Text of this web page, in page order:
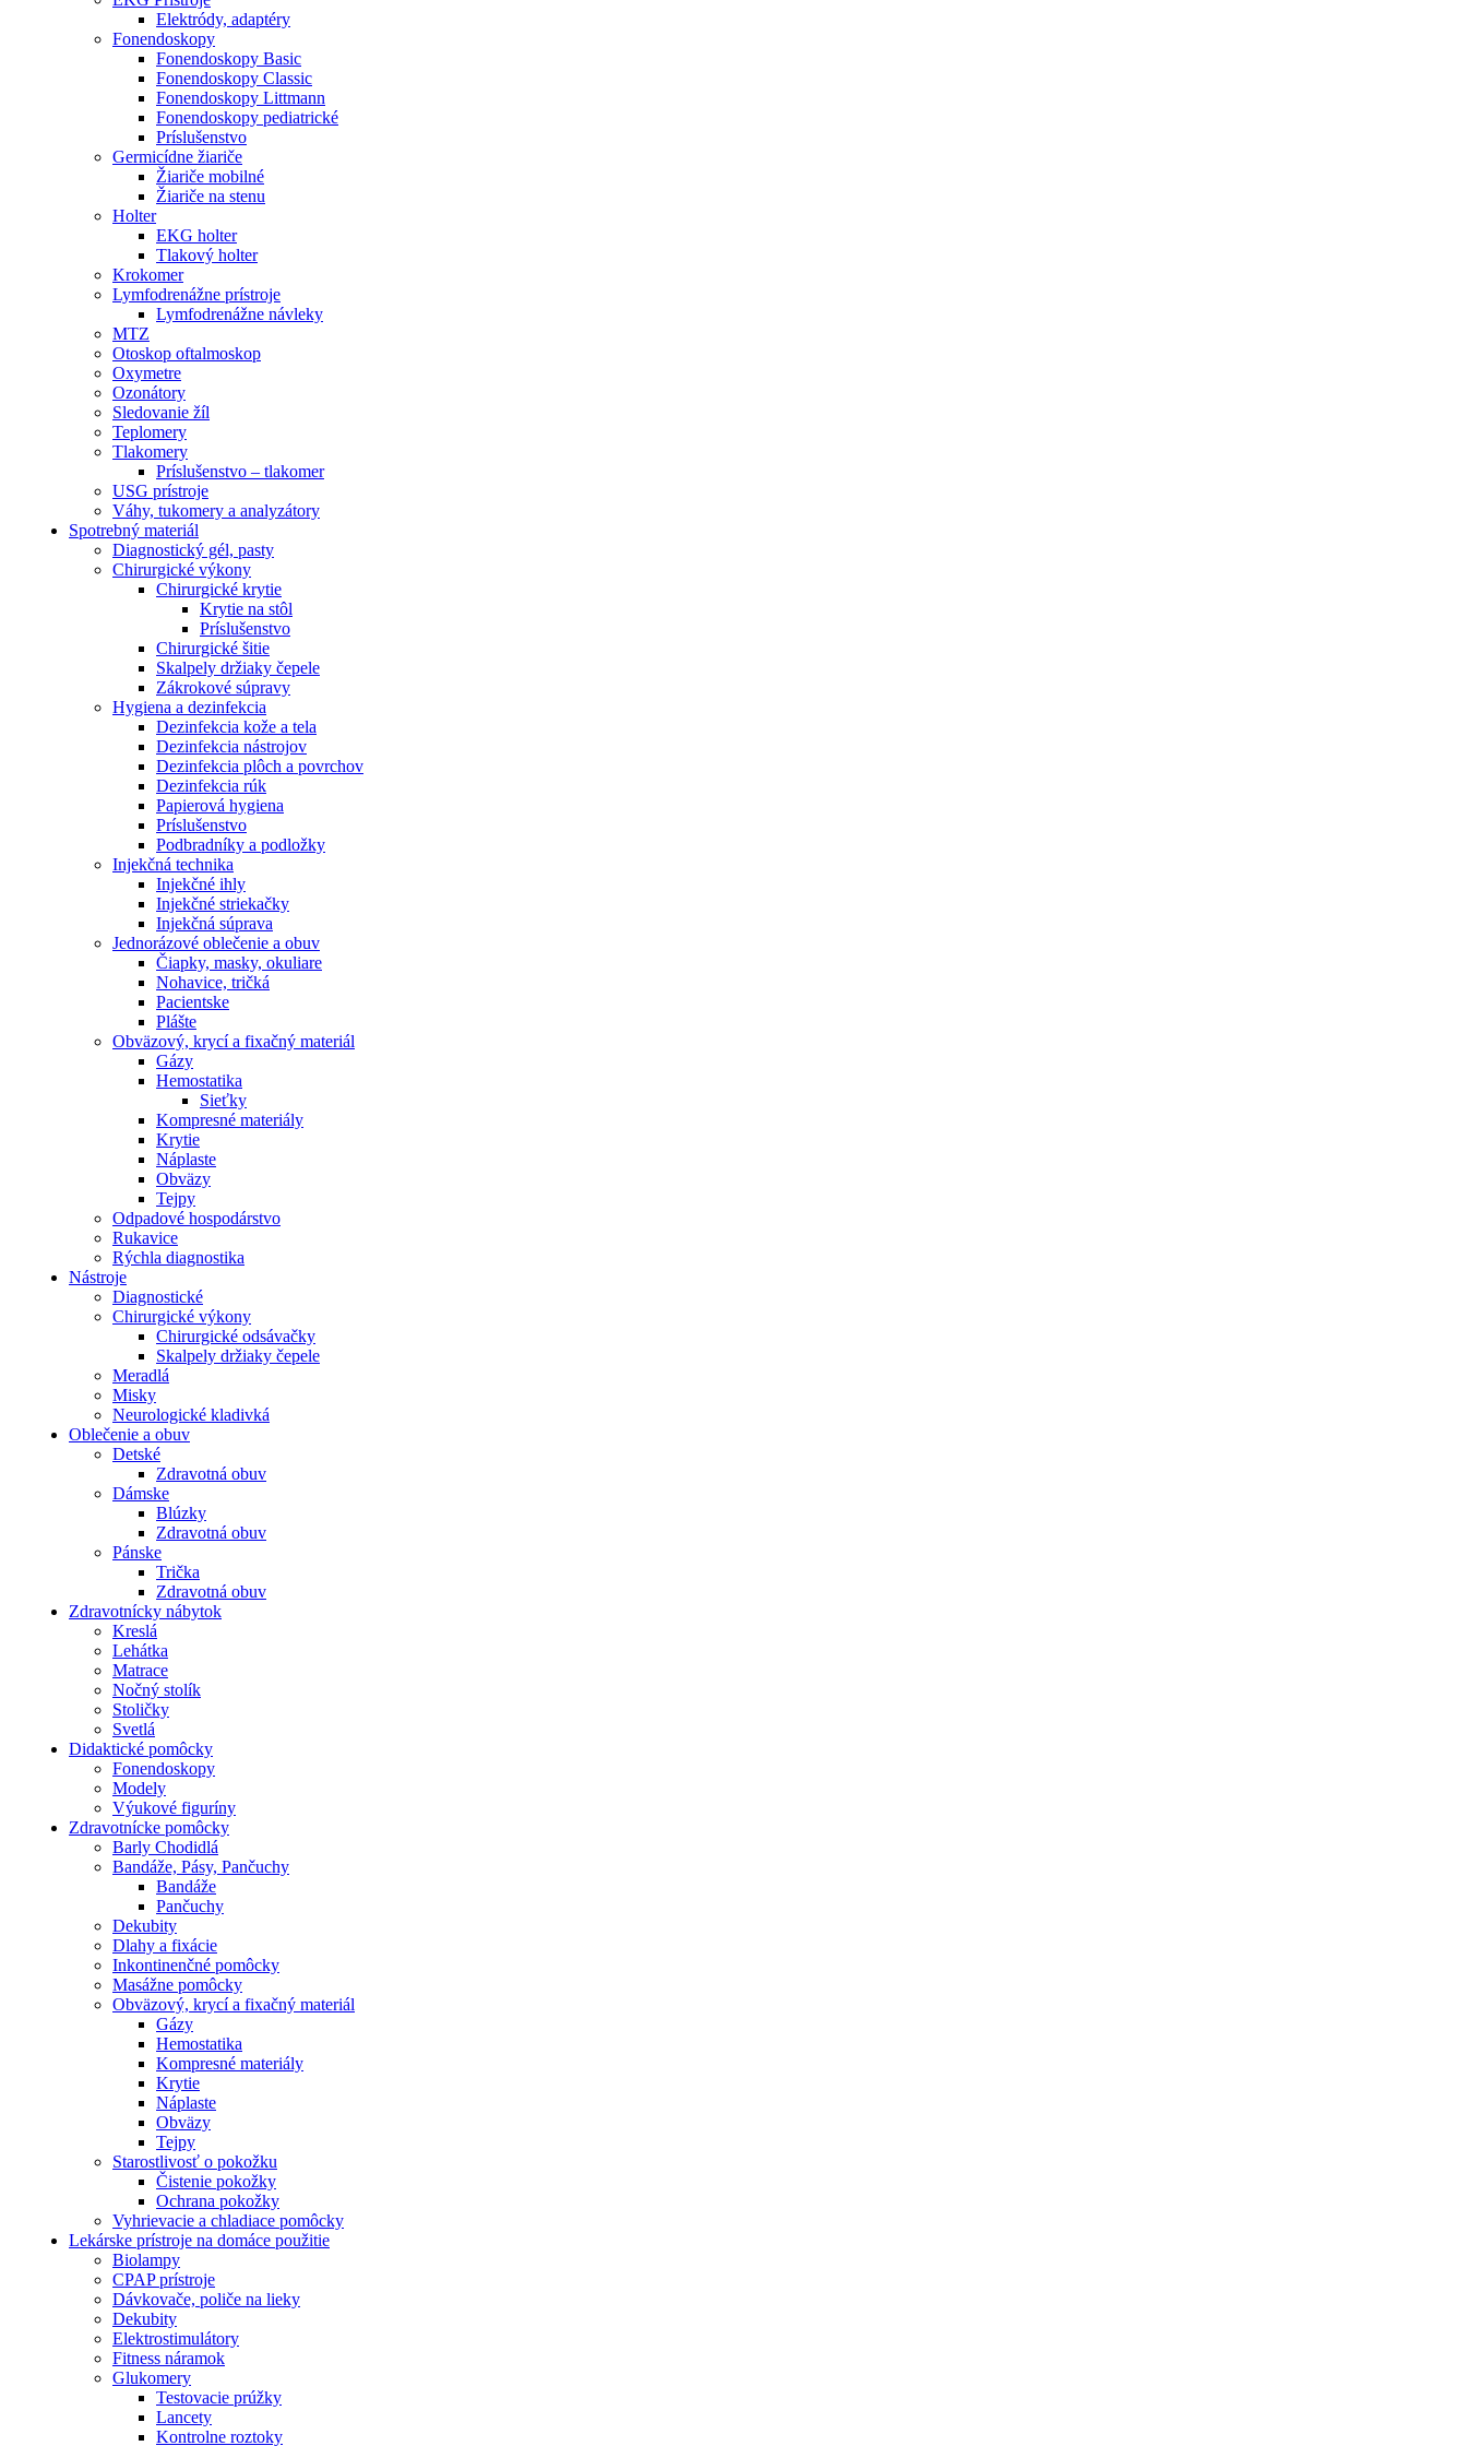
Elektródy, adaptéry
Fonendoskopy
Fonendoskopy Basic
Fonendoskopy Classic
Fonendoskopy Littmann
Fonendoskopy pediatrické
Príslušenstvo
Germicídne žiariče
Žiariče mobilné
Žiariče na stenu
Holter
EKG holter
Tlakový holter
Krokomer
Lymfodrenážne prístroje
Lymfodrenážne návleky
MTZ
Otoskop oftalmoskop
Oxymetre
Ozonátory
Sledovanie žíl
Teplomery
Tlakomery
Príslušenstvo – tlakomer
USG prístroje
Váhy, tukomery a analyzátory
Spotrebný materiál
Diagnostický gél, pasty
Chirurgické výkony
Chirurgické krytie
Krytie na stôl
Príslušenstvo
Chirurgické šitie
Skalpely držiaky čepele
Zákrokové súpravy
Hygiena a dezinfekcia
Dezinfekcia kože a tela
Dezinfekcia nástrojov
Dezinfekcia plôch a povrchov
Dezinfekcia rúk
Papierová hygiena
Príslušenstvo
Podbradníky a podložky
Injekčná technika
Injekčné ihly
Injekčné striekačky
Injekčná súprava
Jednorázové oblečenie a obuv
Čiapky, masky, okuliare
Nohavice, tričká
Pacientske
Plášte
Obväzový, krycí a fixačný materiál
Gázy
Hemostatika
Sieťky
Kompresné materiály
Krytie
Náplaste
Obväzy
Tejpy
Odpadové hospodárstvo
Rukavice
Rýchla diagnostika
Nástroje
Diagnostické
Chirurgické výkony
Chirurgické odsávačky
Skalpely držiaky čepele
Meradlá
Misky
Neurologické kladivká
Oblečenie a obuv
Detské
Zdravotná obuv
Dámske
Blúzky
Zdravotná obuv
Pánske
Trička
Zdravotná obuv
Zdravotnícky nábytok
Kreslá
Lehátka
Matrace
Nočný stolík
Stoličky
Svetlá
Didaktické pomôcky
Fonendoskopy
Modely
Výukové figuríny
Zdravotnícke pomôcky
Barly Chodidlá
Bandáže, Pásy, Pančuchy
Bandáže
Pančuchy
Dekubity
Dlahy a fixácie
Inkontinenčné pomôcky
Masážne pomôcky
Obväzový, krycí a fixačný materiál
Gázy
Hemostatika
Kompresné materiály
Krytie
Náplaste
Obväzy
Tejpy
Starostlivosť o pokožku
Čistenie pokožky
Ochrana pokožky
Vyhrievacie a chladiace pomôcky
Lekárske prístroje na domáce použitie
Biolampy
CPAP prístroje
Dávkovače, poliče na lieky
Dekubity
Elektrostimulátory
Fitness náramok
Glukomery
Testovacie prúžky
Lancety
Kontrolne roztoky